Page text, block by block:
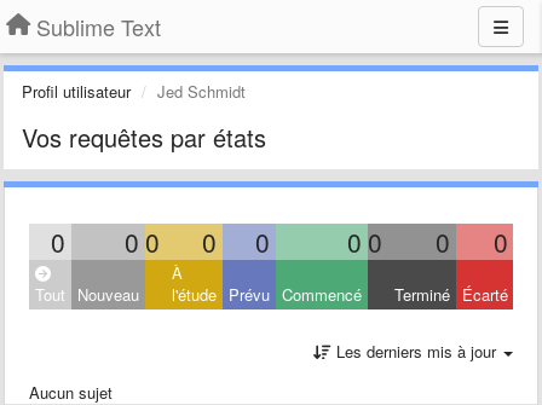
Sublime Text
Profil utilisateur Jed Schmidt
Vos requêtes par états
0 0 0 0 0 0 0 0 0
Tout Nouveau
À
l'étude Prévu Commencé Terminé Écarté
Les derniers mis à jour
Aucun sujet